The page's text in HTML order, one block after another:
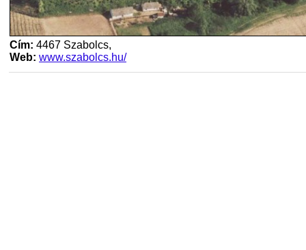
Cím: 4467 Szabolcs,
Web: www.szabolcs.hu/